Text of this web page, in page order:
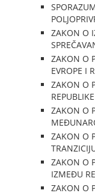
ZAKON O
ZAKON O
EVROPE I
ZAKON O
ZAKON O
ZAKON O
ZAKON O
IZMEĐU
ZAKON O